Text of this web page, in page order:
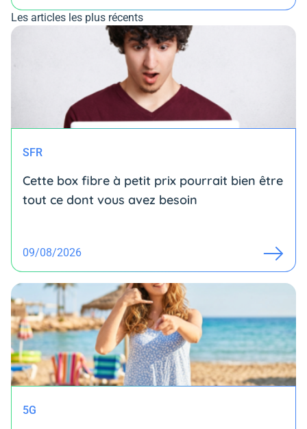
Les articles les plus récents
SFR
Cette box fibre à petit prix pourrait bien être
tout ce dont vous avez besoin
09/08/2026
5G